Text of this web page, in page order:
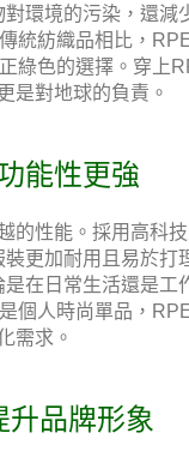
環境的污染，還減
統紡織品相比，
綠色的選擇。穿上
是對地球的負責。
能性更強
的性能。採用高科
更加耐用且易於打
在日常生活還是工
個人時尚單品，
需求。
升品牌形象